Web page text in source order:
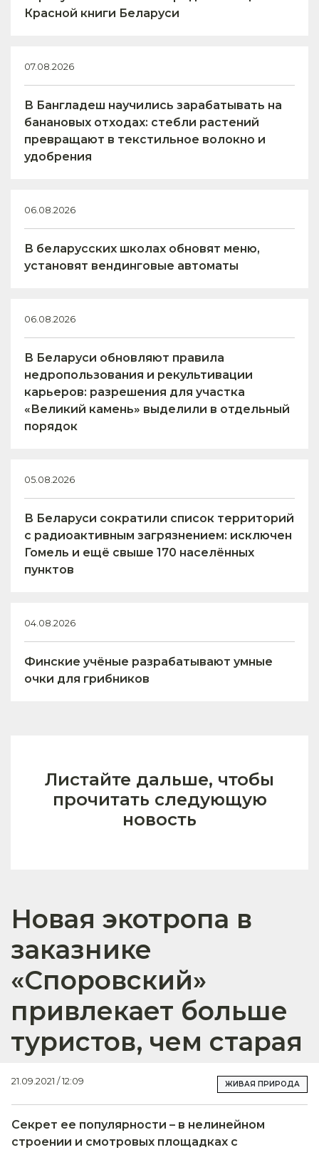
Красной книги Беларуси
07.08.2026
В Бангладеш научились зарабатывать на
банановых отходах: стебли растений
превращают в текстильное волокно и
удобрения
06.08.2026
В беларусских школах обновят меню,
установят вендинговые автоматы
06.08.2026
В Беларуси обновляют правила
недропользования и рекультивации
карьеров: разрешения для участка
«Великий камень» выделили в отдельный
порядок
05.08.2026
В Беларуси сократили список территорий
с радиоактивным загрязнением: исключен
Гомель и ещё свыше 170 населённых
пунктов
04.08.2026
Финские учёные разрабатывают умные
очки для грибников
Листайте дальше, чтобы
прочитать следующую
новость
Новая экотропа в
заказнике
«Споровский»
привлекает больше
туристов, чем старая
21.09.2021 / 12:09 ЖИВАЯ ПРИРОДА
Секрет ее популярности – в нелинейном
строении и смотровых площадках с